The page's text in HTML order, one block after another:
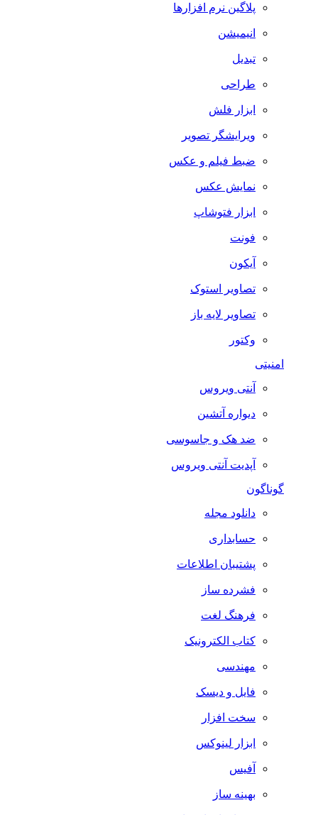
پلاگین نرم افزارها
انیمیشن
تبدیل
طراحی
ابزار فلش
ویرایشگر تصویر
ضبط فيلم و عكس
نمایش عکس
ابزار فتوشاپ
فونت
آیکون
تصاویر استوک
تصاویر لایه باز
وکتور
امنیتی
آنتی ویروس
دیواره آتشین
ضد هک و جاسوسی
آپدیت آنتی ویروس
گوناگون
دانلود مجله
حسابداری
پشتیبان اطلاعات
فشرده ساز
فرهنگ لغت
کتاب الکترونیک
مهندسی
فایل و دیسک
سخت افزار
ابزار لینوکس
آفیس
بهینه ساز